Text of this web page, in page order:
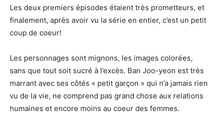
Les deux premiers épisodes étaient très prometteurs, et
finalement, après avoir vu la série en entier, c’est un petit
coup de coeur!
Les personnages sont mignons, les images colorées,
sans que tout soit sucré à l’excès. Ban Joo-yeon est très
marrant avec ses côtés « petit garçon » qui n’a jamais rien
vu de la vie, ne comprend pas grand chose aux relations
humaines et encore moins au coeur des femmes.